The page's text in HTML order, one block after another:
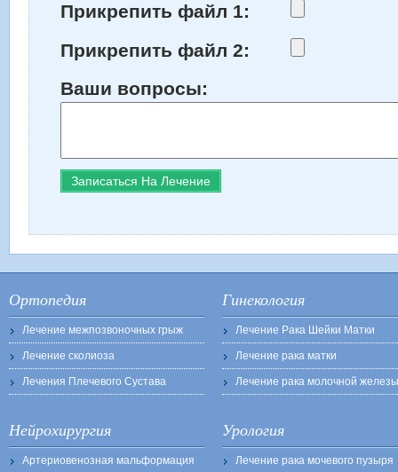
Прикрепить файл 1:
Прикрепить файл 2:
Ваши вопросы:
Ортопедия
Лечение межпозвоночных грыж
Лечение сколиоза
Лечения Плечевого Сустава
Нейрохирургия
Артериовенозная мальформация
Гинекология
Лечение Рака Шейки Матки
Лечение рака матки
Лечение рака молочной железы
Урология
Лечение рака мочевого пузыря